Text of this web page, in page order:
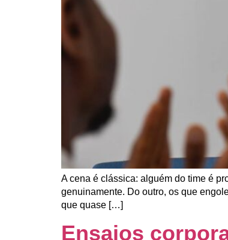
A cena é clássica: alguém do time é
genuinamente. Do outro, os que
que quase […]
Ensaios